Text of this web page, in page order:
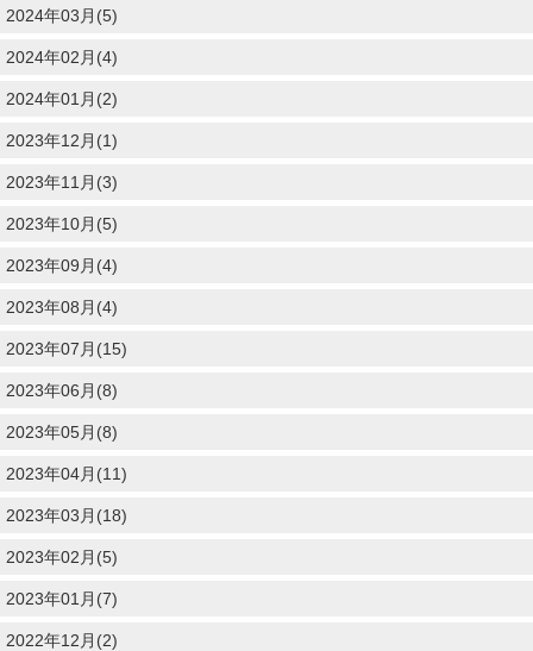
2024年03月(5)
2024年02月(4)
2024年01月(2)
2023年12月(1)
2023年11月(3)
2023年10月(5)
2023年09月(4)
2023年08月(4)
2023年07月(15)
2023年06月(8)
2023年05月(8)
2023年04月(11)
2023年03月(18)
2023年02月(5)
2023年01月(7)
2022年12月(2)